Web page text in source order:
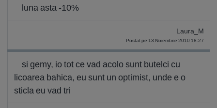
luna asta -10%
Laura_M
Postat pe 13 Noiembrie 2010 18:27
si gemy, io tot ce vad acolo sunt butelci cu
licoarea bahica, eu sunt un optimist, unde e o
sticla eu vad tri